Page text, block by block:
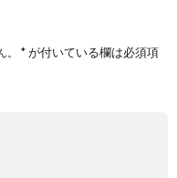
*が付いている欄は必須項